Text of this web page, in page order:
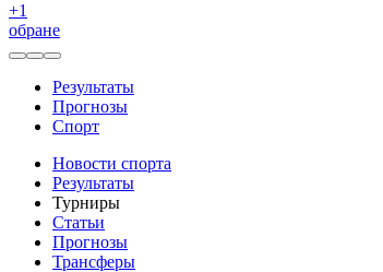
+1
обране
Результаты
Прогнозы
Спорт
Новости спорта
Результаты
Турниры
Статьи
Прогнозы
Трансферы